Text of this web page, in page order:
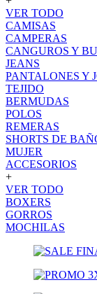
VER TODO
CAMISAS
CAMPERAS
CANGUROS Y
JEANS
PANTALONES Y
TEJIDO
BERMUDAS
POLOS
REMERAS
SHORTS DE
MUJER
ACCESORIOS
+
VER TODO
BOXERS
GORROS
MOCHILAS